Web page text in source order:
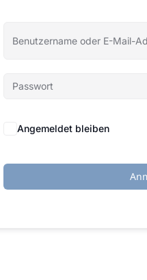
Angemeldet bleiben